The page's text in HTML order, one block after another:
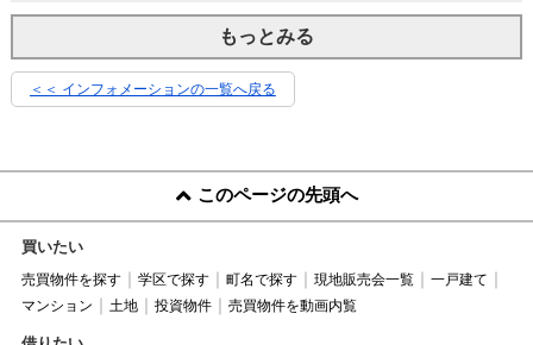
もっとみる
＜＜ インフォメーションの一覧へ戻る
このページの先頭へ
買いたい
売買物件を探す 学区で探す 町名で探す 現地販売会一覧
一戸建て
マンション
土地 投資物件 売買物件を動画内覧